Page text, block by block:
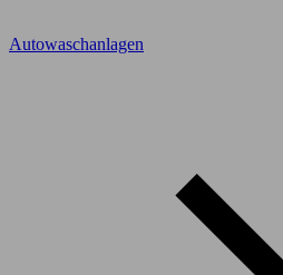
Autowaschanlagen